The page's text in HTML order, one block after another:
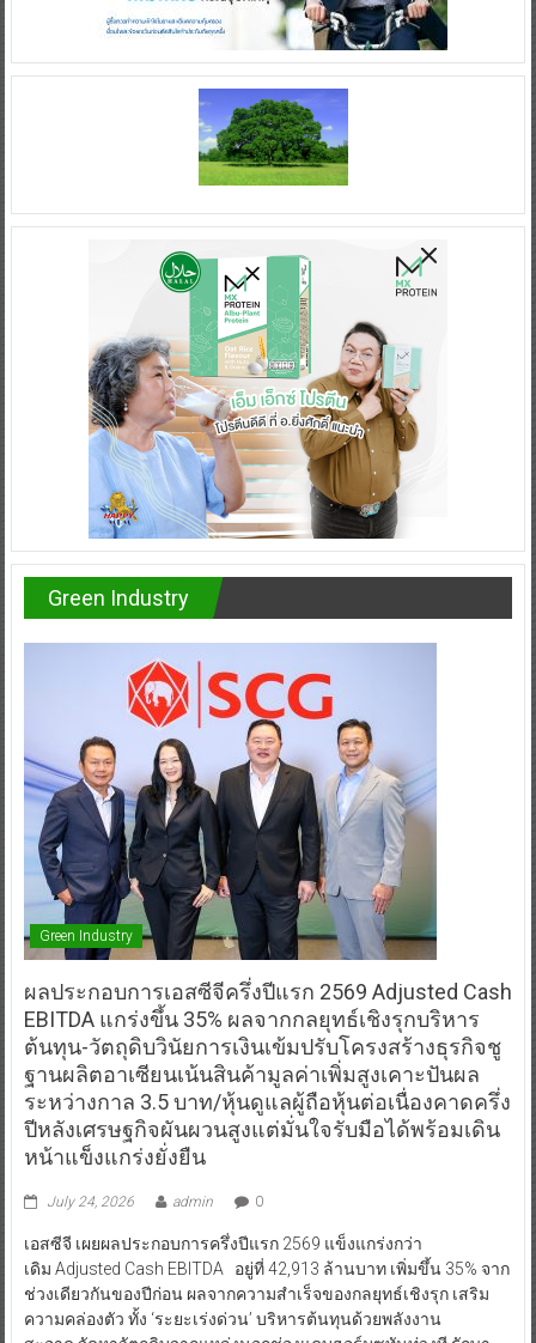
Green Industry
Green Industry
ผลประกอบการเอสซีจีครึ่งปีแรก 2569 Adjusted Cash
EBITDA แกร่งขึ้น 35% ผลจากกลยุทธ์เชิงรุกบริหาร
ต้นทุน-วัตถุดิบวินัยการเงินเข้มปรับโครงสร้างธุรกิจชู
ฐานผลิตอาเซียนเน้นสินค้ามูลค่าเพิ่มสูงเคาะปันผล
ระหว่างกาล 3.5 บาท/หุ้นดูแลผู้ถือหุ้นต่อเนื่องคาดครึ่ง
ปีหลังเศรษฐกิจผันผวนสูงแต่มั่นใจรับมือได้พร้อมเดิน
หน้าแข็งแกร่งยั่งยืน
July 24, 2026 admin 0
เอสซีจี เผยผลประกอบการครึ่งปีแรก 2569 แข็งแกร่งกว่า
เดิม Adjusted Cash EBITDA อยู่ที่ 42,913 ล้านบาท เพิ่มขึ้น 35% จาก
ช่วงเดียวกันของปีก่อน ผลจากความสำเร็จของกลยุทธ์เชิงรุก เสริม
ความคล่องตัว ทั้ง ‘ระยะเร่งด่วน’ บริหารต้นทุนด้วยพลังงาน